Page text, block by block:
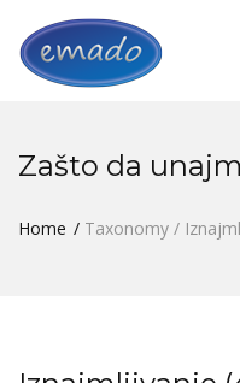
Zašto da
Home Taxonomy /